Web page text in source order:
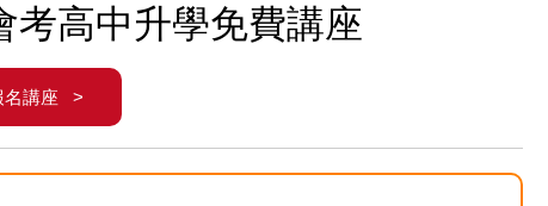
考高中升學免費講座
名講座 >